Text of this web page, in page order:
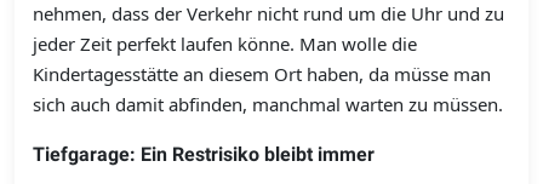
nehmen, dass der Verkehr nicht rund um die Uhr und zu
jeder Zeit perfekt laufen könne. Man wolle die
Kindertagesstätte an diesem Ort haben, da müsse man
sich auch damit abfinden, manchmal warten zu müssen.
Tiefgarage: Ein Restrisiko bleibt immer